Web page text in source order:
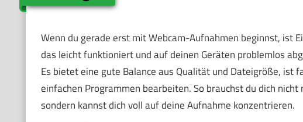
Wenn du gerade erst mit Webcam-Aufnahmen beginnst, ist
das leicht funktioniert und auf deinen Geräten problemlos
Es bietet eine gute Balance aus Qualität und Dateigröße, ist
einfachen Programmen bearbeiten. So brauchst du dich
sondern kannst dich voll auf deine Aufnahme konzentrieren.